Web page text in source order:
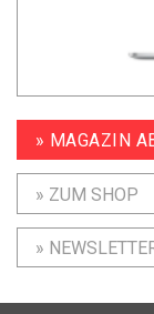
» MAGAZIN
» ZUM SHOP
»